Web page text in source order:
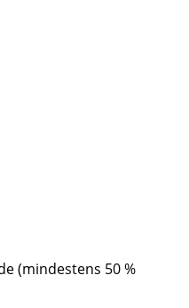
(mindestens 50 %